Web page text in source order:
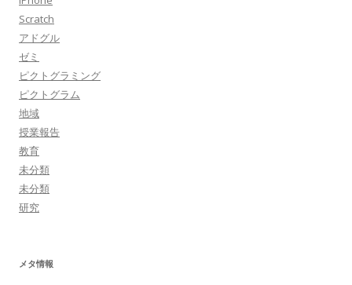
Scratch
アドグル
ゼミ
ピクトグラミング
ピクトグラム
地域
授業報告
教育
未分類
未分類
研究
メタ情報